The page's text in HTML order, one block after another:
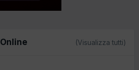
(Visualizza tutti)